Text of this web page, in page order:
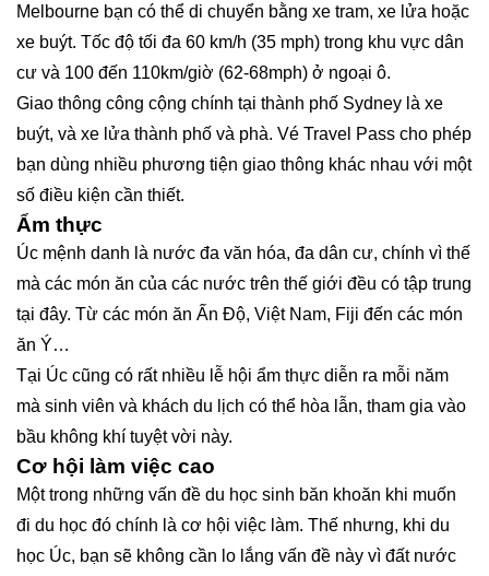
Melbourne bạn có thể di chuyển bằng xe tram, xe lửa hoặc
xe buýt. Tốc độ tối đa 60 km/h (35 mph) trong khu vực dân
cư và 100 đến 110km/giờ (62-68mph) ở ngoại ô.
Giao thông công cộng chính tại thành phố Sydney là xe
buýt, và xe lửa thành phố và phà. Vé Travel Pass cho phép
bạn dùng nhiều phương tiện giao thông khác nhau với một
số điều kiện cần thiết.
Ẩm thực
Úc mệnh danh là nước đa văn hóa, đa dân cư, chính vì thế
mà các món ăn của các nước trên thế giới đều có tập trung
tại đây. Từ các món ăn Ấn Độ, Việt Nam, Fiji đến các món
ăn Ý…
Tại Úc cũng có rất nhiều lễ hội ẩm thực diễn ra mỗi năm
mà sinh viên và khách du lịch có thể hòa lẫn, tham gia vào
bầu không khí tuyệt vời này.
Cơ hội làm việc cao
Một trong những vấn đề du học sinh băn khoăn khi muốn
đi du học đó chính là cơ hội việc làm. Thế nhưng, khi du
học Úc, bạn sẽ không cần lo lắng vấn đề này vì đất nước